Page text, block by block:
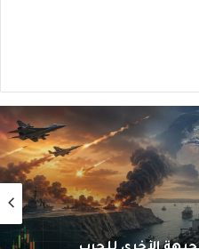
ماذا يُغيّرُ خط